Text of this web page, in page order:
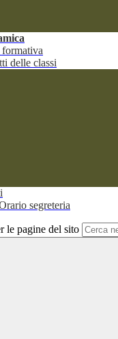
delle classi
segreteria
le pagine del sito